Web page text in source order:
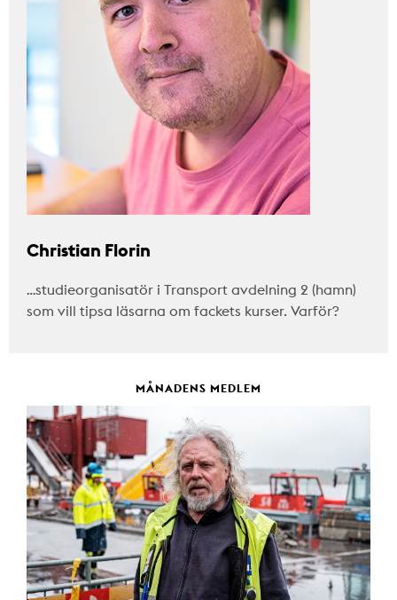
Christian Florin
…studieorganisatör i Transport avdelning 2 (hamn)
som vill tipsa läsarna om fackets kurser. Varför?
MÅNADENS MEDLEM